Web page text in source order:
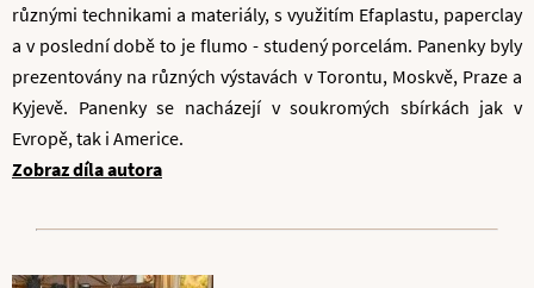
různými technikami a materiály, s využitím Efaplastu, paperclay
a v poslední době to je flumo - studený porcelám. Panenky byly
prezentovány na různých výstavách v Torontu, Moskvě, Praze a
Kyjevě. Panenky se nacházejí v soukromých sbírkách jak v
Evropě, tak i Americe.
Zobraz díla autora